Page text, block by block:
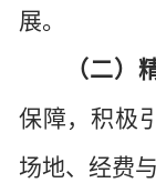
展。
（二）
保障，积极
场地、经费